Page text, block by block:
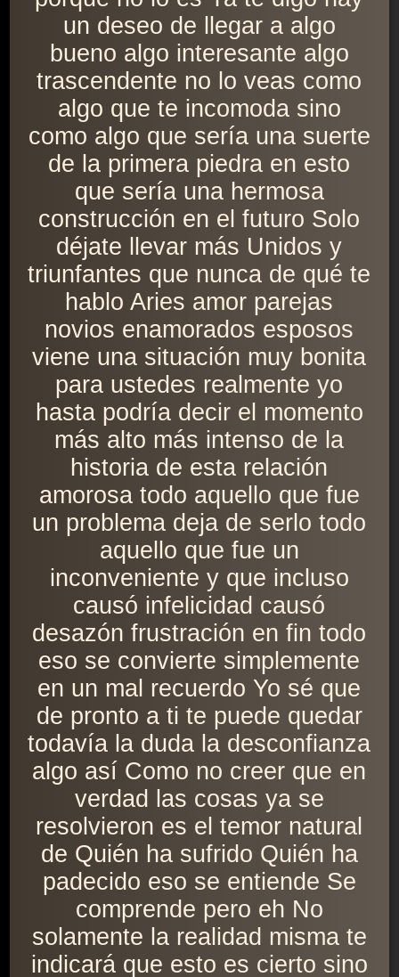
un deseo de llegar a algo
bueno algo interesante algo
trascendente no lo veas como
algo que te incomoda sino
como algo que sería una suerte
de la primera piedra en esto
que sería una hermosa
construcción en el futuro Solo
déjate llevar más Unidos y
triunfantes que nunca de qué te
hablo Aries amor parejas
novios enamorados esposos
viene una situación muy bonita
para ustedes realmente yo
hasta podría decir el momento
más alto más intenso de la
historia de esta relación
amorosa todo aquello que fue
un problema deja de serlo todo
aquello que fue un
inconveniente y que incluso
causó infelicidad causó
desazón frustración en fin todo
eso se convierte simplemente
en un mal recuerdo Yo sé que
de pronto a ti te puede quedar
todavía la duda la desconfianza
algo así Como no creer que en
verdad las cosas ya se
resolvieron es el temor natural
de Quién ha sufrido Quién ha
padecido eso se entiende Se
comprende pero eh No
solamente la realidad misma te
indicará que esto es cierto sino